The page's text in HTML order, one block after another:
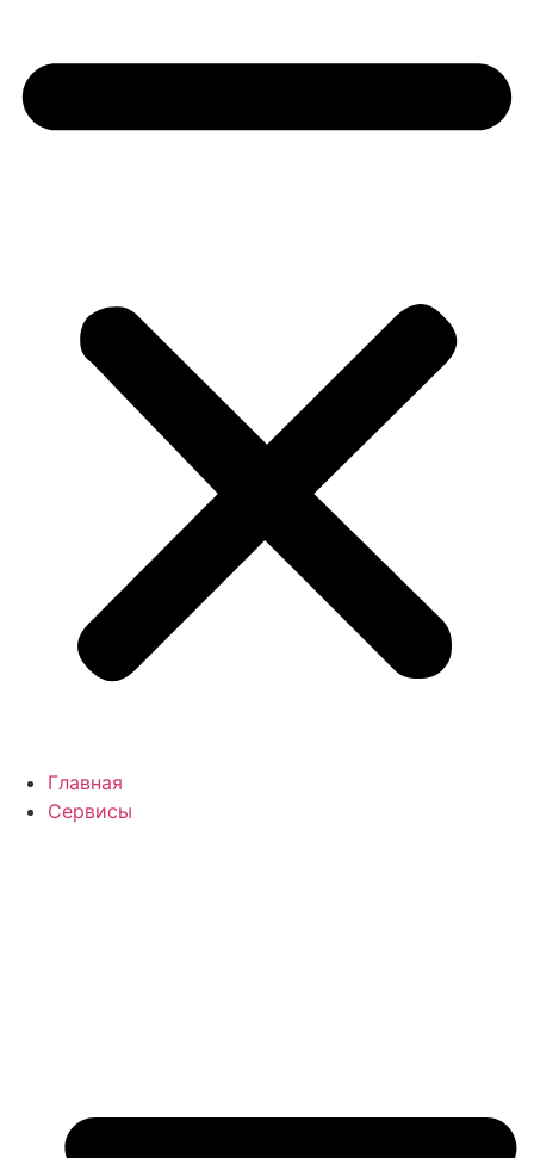
Главная
Сервисы